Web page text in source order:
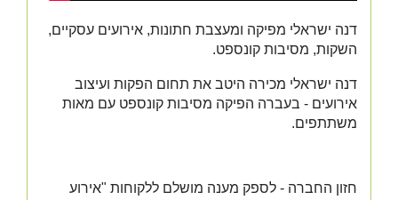
דנה ישראלי מפיקה ומעצבת חתונות, אירועים עסקיים,
השקות, מסיבות קונספט.
דנה ישראלי מכירה היטב את תחום הפקות ועיצוב
אירועים - בעברה הפיקה מסיבות קונספט עם מאות
משתתפים.
חזון החברה - לספק מענה מושלם ללקוחות "אירוע